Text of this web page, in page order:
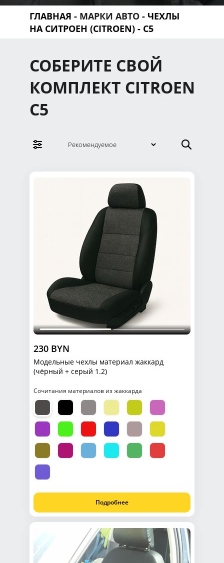
ГЛАВНАЯ - МАРКИ АВТО - ЧЕХЛЫ
НА CИТРОЕН (CITROEN) - C5
СОБЕРИТЕ СВОЙ
КОМПЛЕКТ CITROEN
C5
230 BYN
Модельные чехлы материал жаккард
(чёрный + серый 1.2)
Сочитания материалов из жаккарда
Подробнее